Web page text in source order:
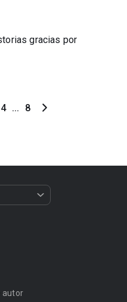
gracias por
4 ... 8
autor